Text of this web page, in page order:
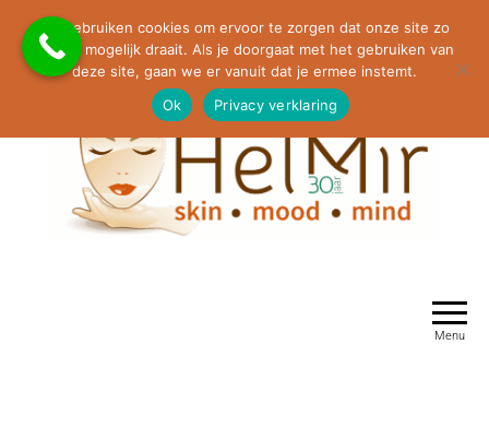
Molenaarstraat 63, 5374 GX Schaijk
0486-464264 / 06-23530490 / info@helmir.nl
HelMir Huidverbetering Schaijk
Menu
We gebruiken cookies om ervoor te zorgen dat onze site zo
soepel mogelijk draait. Als je doorgaat met het gebruiken van
deze site, gaan we er vanuit dat je ermee instemt.
Ok
Privacy verklaring